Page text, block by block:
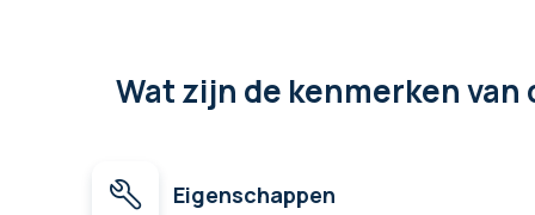
Wat zijn de kenmerkenvan
Eigenschappen